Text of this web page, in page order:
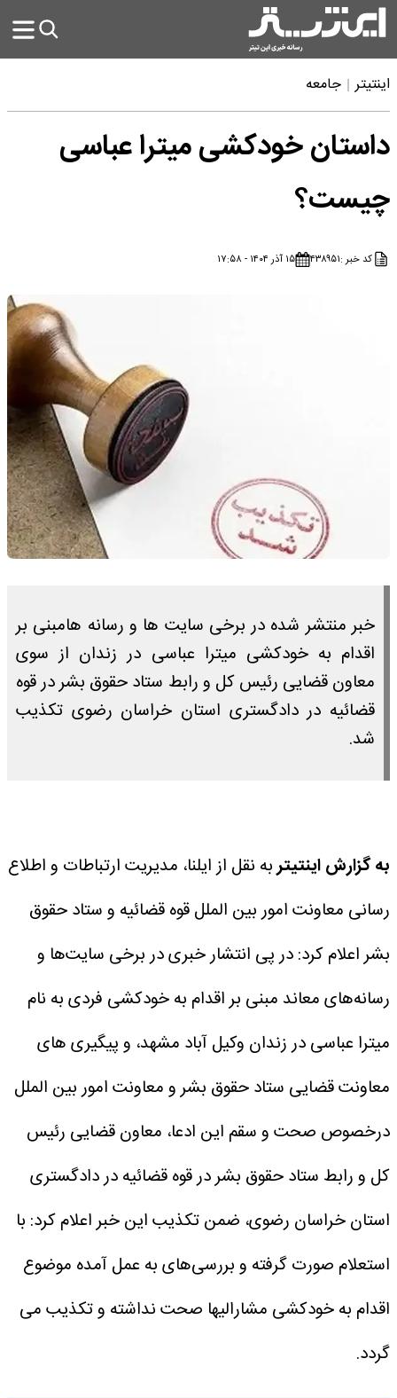
اینتیتر جامعه
داستان خودکشی میترا عباسی
چیست؟
کد خبر :۴۳۸۹۵۱ ۱۵ آذر ۱۴۰۴ - ۱۷:۵۸
خبر منتشر شده در برخی سایت ها و رسانه هامبنی بر
اقدام به خودکشی میترا عباسی در زندان از سوی
معاون قضایی رئیس کل و رابط ستاد حقوق بشر در قوه
قضائیه در دادگستری استان خراسان رضوی تکذیب
شد.
به گزارش اینتیتربه نقل از ایلنا، مدیریت ارتباطات و اطلاع
رسانی معاونت امور بین الملل قوه قضائیه و ستاد حقوق
بشر اعلام کرد: در پی انتشار خبری در برخی سایت‌ها و
رسانه‌های معاند مبنی بر اقدام به خودکشی فردی به نام
میترا عباسی در زندان وکیل آباد مشهد، و پیگیری های
معاونت قضایی ستاد حقوق بشر و معاونت امور بین الملل
درخصوص صحت و سقم این ادعا، معاون قضایی رئیس
کل و رابط ستاد حقوق بشر در قوه قضائیه در دادگستری
استان خراسان رضوی، ضمن تکذیب این خبر اعلام کرد: با
استعلام صورت گرفته و بررسی‌های به عمل آمده موضوع
اقدام به خودکشی مشارالیها صحت نداشته و تکذیب می
گردد.